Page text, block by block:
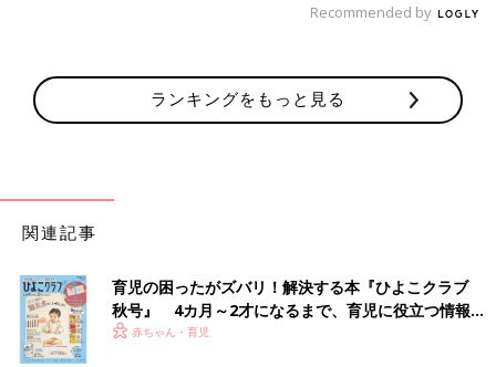
Recommended by
ランキングをもっと見る
関連記事
育児の困ったがズバリ！解決する本『ひよこクラブ
秋号』 4カ月～2才になるまで、育児に役立つ情報が
いっぱい！
赤ちゃん・育児